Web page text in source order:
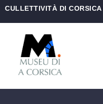
CULLETTIVITÀ DI CORSICA